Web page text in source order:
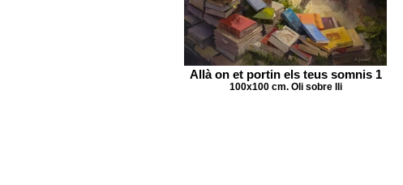
Allà on et portin els teus somnis 1
100x100 cm. Oli sobre lli